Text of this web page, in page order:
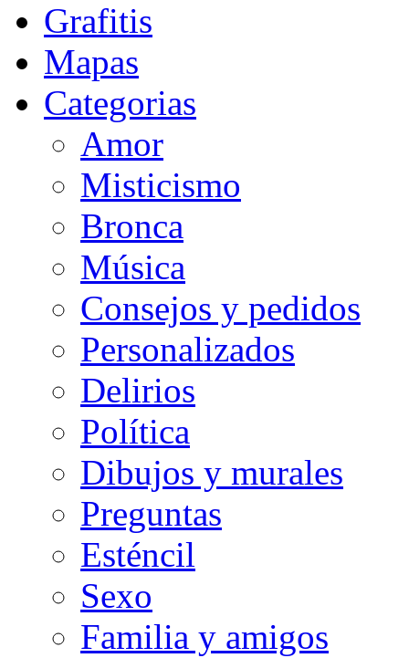
Grafitis
Mapas
Categorias
Amor
Misticismo
Bronca
Música
Consejos y pedidos
Personalizados
Delirios
Política
Dibujos y murales
Preguntas
Esténcil
Sexo
Familia y amigos